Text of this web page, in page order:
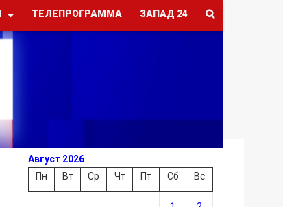
ТЕЛЕПРОГРАММА ЗАПАД 24
Август 2026
Пн
Вт Ср Чт Пт Сб Вс